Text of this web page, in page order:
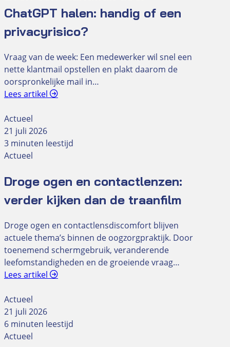
ChatGPT halen: handig of een
privacyrisico?
Vraag van de week: Een medewerker wil snel een
nette klantmail opstellen en plakt daarom de
oorspronkelijke mail in…
Lees artikel
Actueel
21 juli 2026
3 minuten leestijd
Actueel
Droge ogen en contactlenzen:
verder kijken dan de traanfilm
Droge ogen en contactlensdiscomfort blijven
actuele thema’s binnen de oogzorgpraktijk. Door
toenemend schermgebruik, veranderende
leefomstandigheden en de groeiende vraag…
Lees artikel
Actueel
21 juli 2026
6 minuten leestijd
Actueel